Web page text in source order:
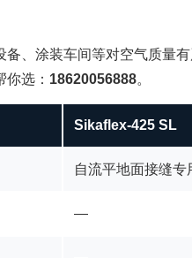
、涂装车间等对空气质量
选： 18620056888。
Sikaflex-425 SL
自流平地面接缝专
—